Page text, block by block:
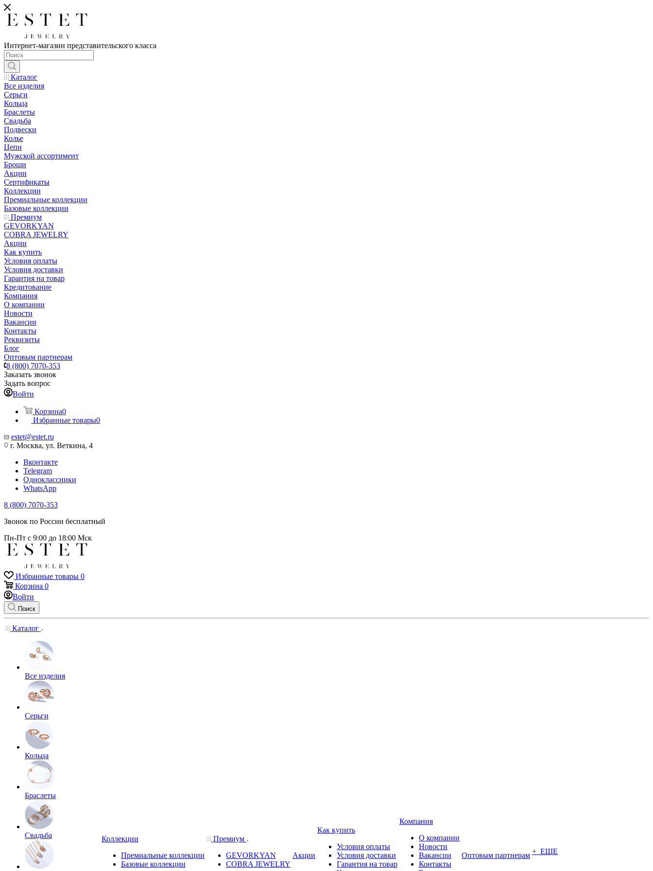
Интернет-магазин представительского класса
Каталог
Все изделия
Серьги
Кольца
Браслеты
Свадьба
Подвески
Колье
Цепи
Мужской ассортимент
Броши
Акции
Сертификаты
Коллекции
Премиальные коллекции
Базовые коллекции
Премиум
GEVORKYAN
COBRA JEWELRY
Акции
Как купить
Условия оплаты
Условия доставки
Гарантия на товар
Кредитование
Компания
О компании
Новости
Вакансии
Контакты
Реквизиты
Блог
Оптовым партнерам
8 (800) 7070-353
Заказать звонок
Задать вопрос
Войти
Корзина0
Избранные товары0
estet@estet.ru
г. Москва, ул. Веткина, 4
Вконтакте
Telegram
Одноклассники
WhatsApp
8 (800) 7070-353
Звонок по России бесплатный
Пн-Пт с 9:00 до 18:00 Мск
Избранные товары 0
Корзина 0
Войти
Поиск
Каталог
Все изделия
Серьги
Кольца
Браслеты
Свадьба
Коллекции
Премиальные коллекции
Базовые коллекции
Премиум
GEVORKYAN
COBRA JEWELRY
Акции
Как купить
Условия оплаты
Условия доставки
Гарантия на товар
Компания
О компании
Новости
Вакансии
Контакты
Оптовым партнерам + ЕЩЕ